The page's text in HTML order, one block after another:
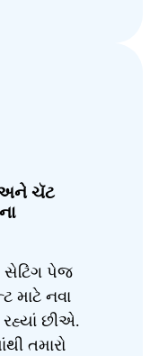
અને ચૅટ
પેજ
માટે નવા
રહ્યાં છીએ.
તમારો